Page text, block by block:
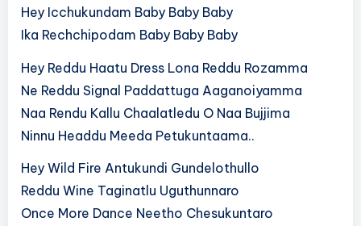
Hey Icchukundam Baby Baby Baby
Ika Rechchipodam Baby Baby Baby
Hey Reddu Haatu Dress Lona Reddu Rozamma
Ne Reddu Signal Paddattuga Aaganoiyamma
Naa Rendu Kallu Chaalatledu O Naa Bujjima
Ninnu Headdu Meeda Petukuntaama..
Hey Wild Fire Antukundi Gundelothullo
Reddu Wine Taginatlu Uguthunnaro
Once More Dance Neetho Chesukuntaro